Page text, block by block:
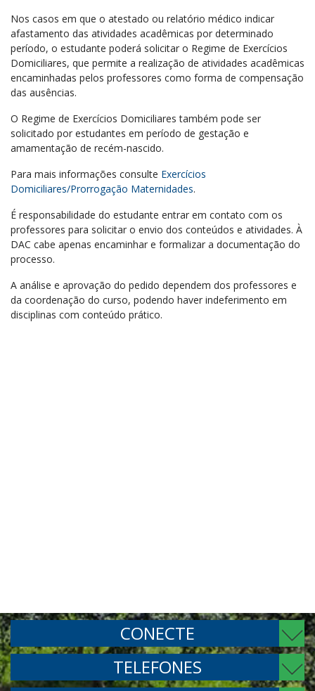
Nos casos em que o atestado ou relatório médico indicar
afastamento das atividades acadêmicas por determinado
período, o estudante poderá solicitar o Regime de Exercícios
Domiciliares, que permite a realização de atividades acadêmicas
encaminhadas pelos professores como forma de compensação
das ausências.
O Regime de Exercícios Domiciliares também pode ser
solicitado por estudantes em período de gestação e
amamentação de recém-nascido.
Para mais informações consulte Exercícios
Domiciliares/Prorrogação Maternidades.
É responsabilidade do estudante entrar em contato com os
professores para solicitar o envio dos conteúdos e atividades. À
DAC cabe apenas encaminhar e formalizar a documentação do
processo.
A análise e aprovação do pedido dependem dos professores e
da coordenação do curso, podendo haver indeferimento em
disciplinas com conteúdo prático.
CONECTE
TELEFONES